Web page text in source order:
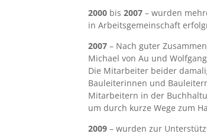
2000 bis2007 – wurden
in Arbeitsgemeinschaft
2007 – Nach guter
Michael von Au und
Die Mitarbeiter beider
Bauleiterinnen und
Mitarbeitern in der
um durch kurze Wege zum
2009 – wurden zur